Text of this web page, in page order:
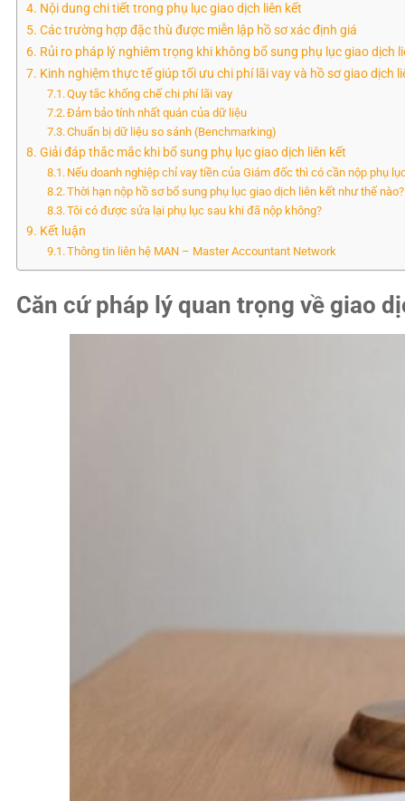
Nội dung chi tiết trong phụ lục giao dịch liên kết
Các trường hợp đặc thù được miễn lập hồ sơ xác định giá
Rủi ro pháp lý nghiêm trọng khi không bổ sung phụ lục giao dịch
Kinh nghiệm thực tế giúp tối ưu chi phí lãi vay và hồ sơ giao dịch
Quy tắc khống chế chi phí lãi vay
Đảm bảo tính nhất quán của dữ liệu
Chuẩn bị dữ liệu so sánh (Benchmarking)
Giải đáp thắc mắc khi bổ sung phụ lục giao dịch liên kết
Nếu doanh nghiệp chỉ vay tiền của Giám đốc thì có cần nộp phụ
Thời hạn nộp hồ sơ bổ sung phụ lục giao dịch liên kết như thế nào?
Tôi có được sửa lại phụ lục sau khi đã nộp không?
Kết luận
Thông tin liên hệ MAN – Master Accountant Network
Căn cứ pháp lý quan trọng về giao